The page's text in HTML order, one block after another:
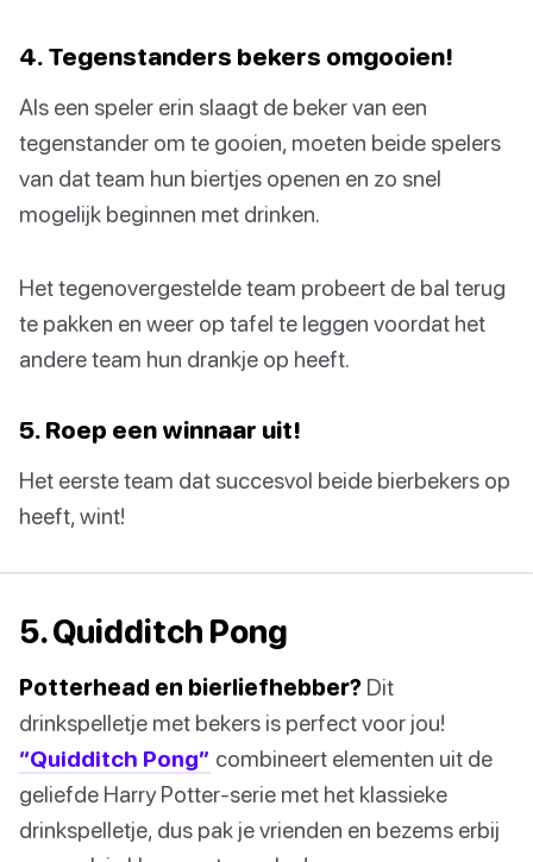
4. Tegenstanders bekers omgooien!
Als een speler erin slaagt de beker van een
tegenstander om te gooien, moeten beide spelers
van dat team hun biertjes openen en zo snel
mogelijk beginnen met drinken.
Het tegenovergestelde team probeert de bal terug
te pakken en weer op tafel te leggen voordat het
andere team hun drankje op heeft.
5. Roep een winnaar uit!
Het eerste team dat succesvol beide bierbekers op
heeft, wint!
5. Quidditch Pong
Potterhead en bierliefhebber? Dit
drinkspelletje met bekers is perfect voor jou!
“Quidditch Pong” combineert elementen uit de
geliefde Harry Potter-serie met het klassieke
drinkspelletje, dus pak je vrienden en bezems erbij